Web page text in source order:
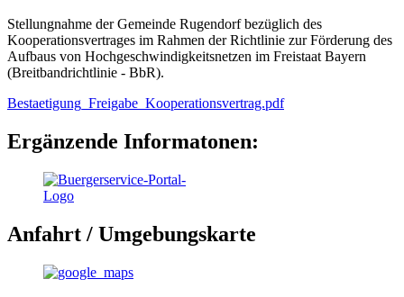
Stellungnahme der Gemeinde Rugendorf bezüglich des
Kooperationsvertrages im Rahmen der Richtlinie zur Förderung des
Aufbaus von Hochgeschwindigkeitsnetzen im Freistaat Bayern
(Breitbandrichtlinie - BbR).
Bestaetigung_Freigabe_Kooperationsvertrag.pdf
Ergänzende Informatonen:
Anfahrt / Umgebungskarte